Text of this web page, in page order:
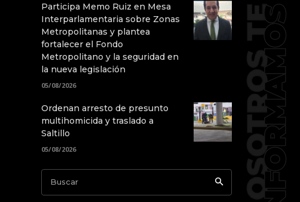
Participa Memo Ruiz en Mesa
Interparlamentaria sobre Zonas
Metropolitanas y plantea
fortalecer el Fondo
Metropolitano y la seguridad en
la nueva legislación
05/08/2026
Ordenan arresto de presunto
multihomicida y traslado a
Saltillo
05/08/2026
Buscar